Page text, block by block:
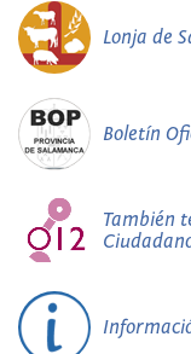
Lonja de
Boletín
También